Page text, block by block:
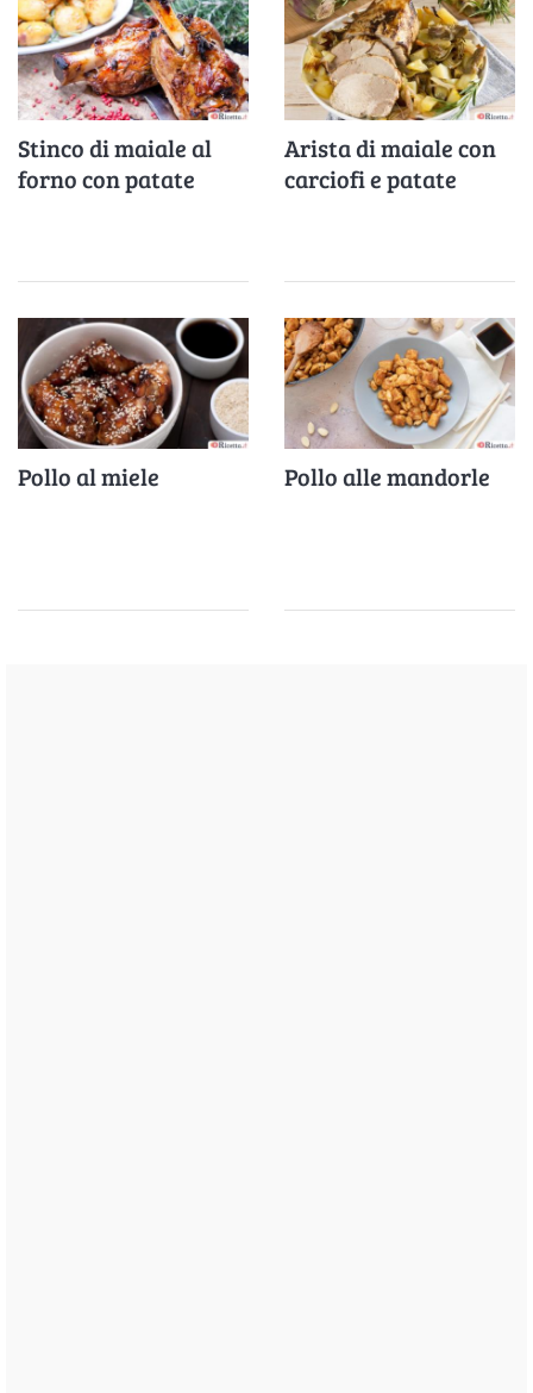
Stinco di maiale al
forno con patate
Arista di maiale con
carciofi e patate
Pollo al miele Pollo alle mandorle